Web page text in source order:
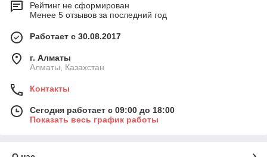
Рейтинг не сформирован
Менее 5 отзывов за последний год
Работает с 30.08.2017
г. Алматы
Алматы, Казахстан
Контакты
Сегодня работает с 09:00 до 18:00
Показать весь график работы